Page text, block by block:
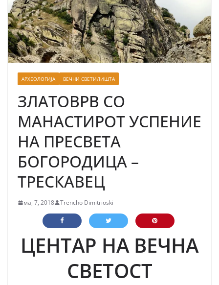
АРХЕОЛОГИЈА ВЕЧНИ СВЕТИЛИШТА
ЗЛАТОВРВ СО
МАНАСТИРОТ УСПЕНИЕ
НА ПРЕСВЕТА
БОГОРОДИЦА –
ТРЕСКАВЕЦ
мај 7, 2018 Trencho Dimitrioski
ЦЕНТАР НА ВЕЧНА
СВЕТОСТ